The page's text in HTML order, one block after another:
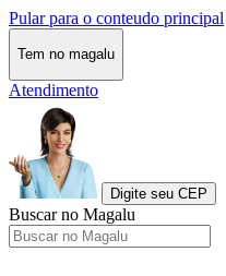
Pular para o conteudo principal
Tem no magalu
Atendimento
Digite seu CEP
Buscar no Magalu